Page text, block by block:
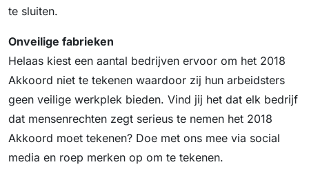
te sluiten.
Onveilige fabrieken
Helaas kiest een aantal bedrijven ervoor om het 2018
Akkoord niet te tekenen waardoor zij hun arbeidsters
geen veilige werkplek bieden. Vind jij het dat elk bedrijf
dat mensenrechten zegt serieus te nemen het 2018
Akkoord moet tekenen? Doe met ons mee via social
media en roep merken op om te tekenen.